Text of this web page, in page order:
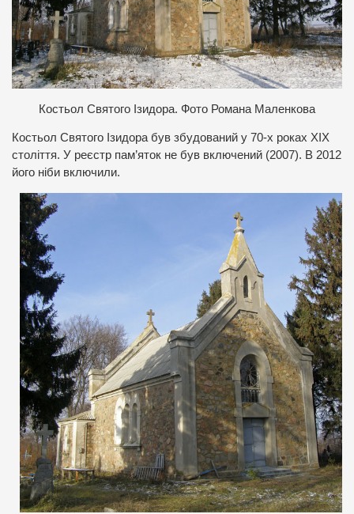
Костьол Святого Ізидора. Фото Романа Маленкова
Костьол Святого Ізидора був збудований у 70-х роках ХІХ
століття. У реєстр пам’яток не був включений (2007). В 2012
його ніби включили.